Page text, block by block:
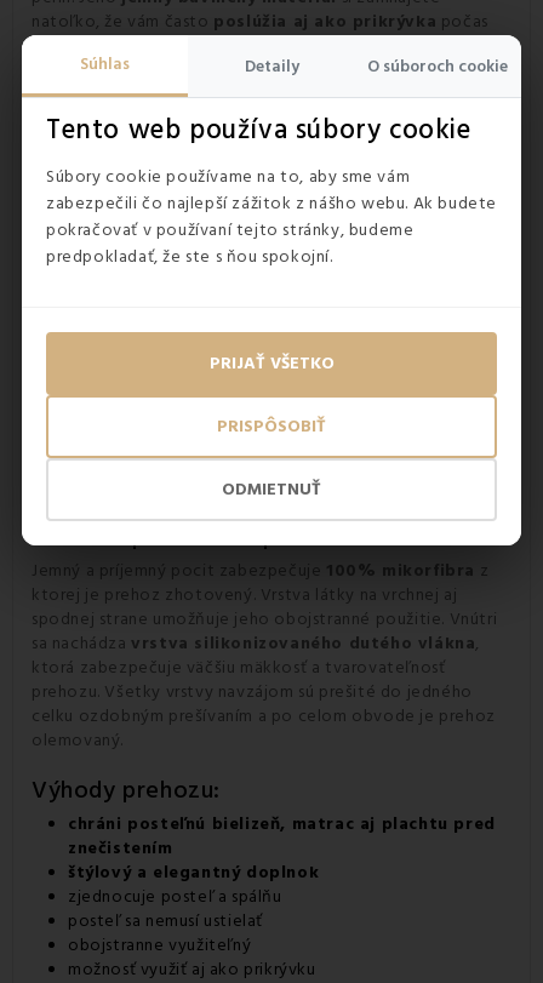
Súhlas Detaily O súboroch cookie
Tento web používa súbory cookie
Súbory cookie používame na to, aby sme vám
zabezpečili čo najlepší zážitok z nášho webu. Ak budete
pokračovať v používaní tejto stránky, budeme
predpokladať, že ste s ňou spokojní.
ODMIETNUŤ
PRISPÔSOBIŤ
PRIJAŤ VŠETKO
natoľko, že vám často poslúžia aj ako prikrývka počas
Materiál prehozu na posteľ
Jemný a príjemný pocit zabezpečuje 100% mikorfibra z
ktorej je prehoz zhotovený. Vrstva látky na vrchnej aj
spodnej strane umožňuje jeho obojstranné použitie. Vnútri
sa nachádza vrstva silikonizovaného dutého vlákna,
ktorá zabezpečuje väčšiu mäkkosť a tvarovateľnosť
prehozu. Všetky vrstvy navzájom sú prešité do jedného
celku ozdobným prešívaním a po celom obvode je prehoz
olemovaný.
Výhody prehozu:
chráni posteľnú bielizeň, matrac aj plachtu pred
znečistením
štýlový a elegantný doplnok
zjednocuje posteľ a spálňu
posteľ sa nemusí ustielať
obojstranne využiteľný
možnosť využiť aj ako prikrývku